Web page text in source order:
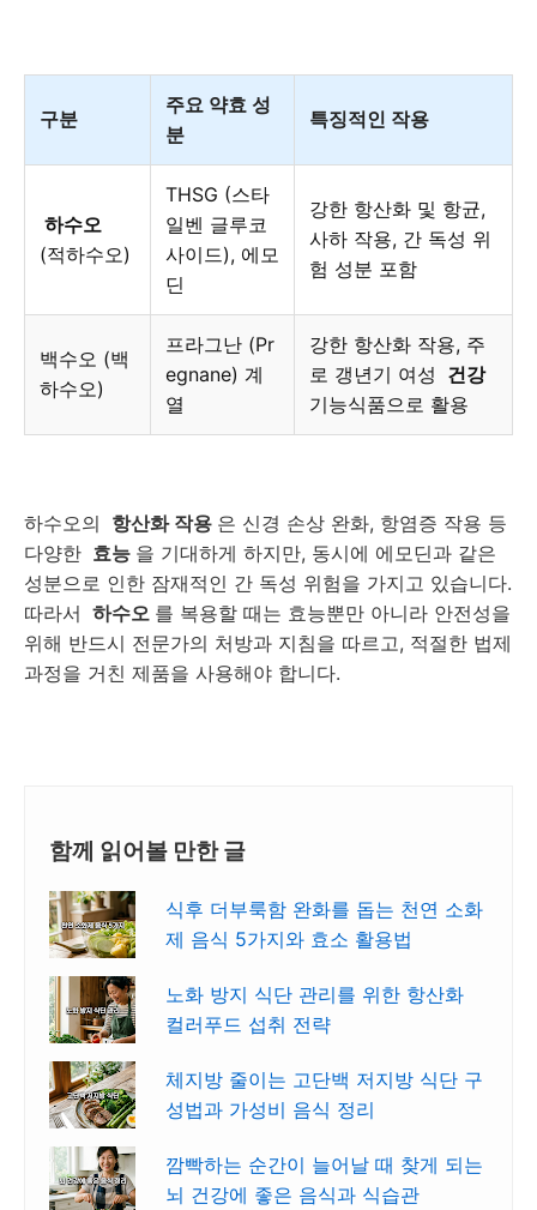
구분
주요 약효 성
분
특징적인 작용
하수오
(적하수오)
THSG (스타
일벤 글루코
사이드), 에모
딘
강한 항산화 및 항균,
사하 작용, 간 독성 위
험 성분 포함
백수오 (백
하수오)
프라그난 (Pr
egnane) 계
열
강한 항산화 작용, 주
로 갱년기 여성 건강
기능식품으로 활용
하수오의 항산화 작용 은 신경 손상 완화, 항염증 작용 등
다양한 효능 을 기대하게 하지만, 동시에 에모딘과 같은
성분으로 인한 잠재적인 간 독성 위험을 가지고 있습니다.
따라서 하수오 를 복용할 때는 효능뿐만 아니라 안전성을
위해 반드시 전문가의 처방과 지침을 따르고, 적절한 법제
과정을 거친 제품을 사용해야 합니다.
함께 읽어볼 만한 글
식후 더부룩함 완화를 돕는 천연 소화
제 음식 5가지와 효소 활용법
노화 방지 식단 관리를 위한 항산화
컬러푸드 섭취 전략
체지방 줄이는 고단백 저지방 식단 구
성법과 가성비 음식 정리
깜빡하는 순간이 늘어날 때 찾게 되는
뇌 건강에 좋은 음식과 식습관